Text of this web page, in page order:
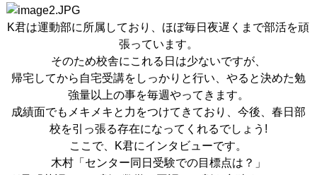
K君は運動部に所属しており、ほぼ毎日夜遅くまで部活を頑
張っています。
そのため校舎にこれる日は少ないですが、
帰宅してから自宅受講をしっかりと行い、やると決めた勉
強量以上の事を毎週やってきます。
成績面でもメキメキと力をつけてきており、今後、春日部
校を引っ張る存在になってくれるでしょう!
ここで、K君にインタビューです。
木村「センター同日受験での目標点は？」